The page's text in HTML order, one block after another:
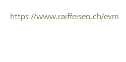
https://www.raiffeisen.ch/evm